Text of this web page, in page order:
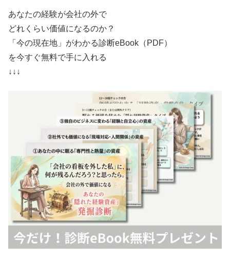
あなたの経験が会社の外で
どれくらい価値になるのか？
「今の現在地」がわかる診断eBook（PDF）
を今すぐ無料で手に入れる
↓↓↓